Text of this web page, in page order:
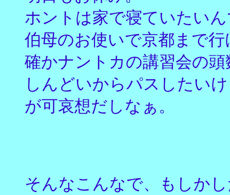
ホントは家で寝ていたい
伯母のお使いで京都まで
確かナントカの講習会の
しんどいからパスしたい
が可哀想だしなぁ。
そんなこんなで、もしか